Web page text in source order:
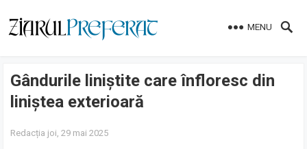
MENU
Gândurile liniștite care înfloresc din
liniștea exterioară
Redacția joi, 29 mai 2025